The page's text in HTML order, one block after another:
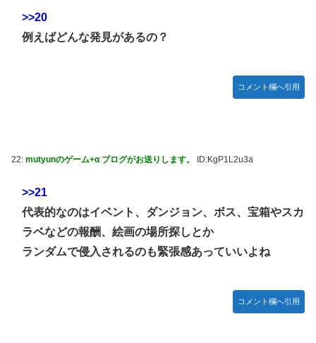
>>20
例えばどんな発見があるの？
コメント欄へ引用
22: mutyunのゲーム+α ブログがお送りします。 ID:KgP1L2u3a
>>21
代表的なのはイベント、ダンジョン、ボス、宝箱やスカ
ラベなどの報酬、絵画の場所探しとか
ランダムで侵入されるのも緊張感あっていいよね
コメント欄へ引用